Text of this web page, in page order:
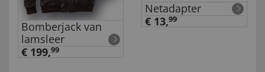
Bomberjack van
lamsleer
€ 199,99
Netadapter
€ 13,99